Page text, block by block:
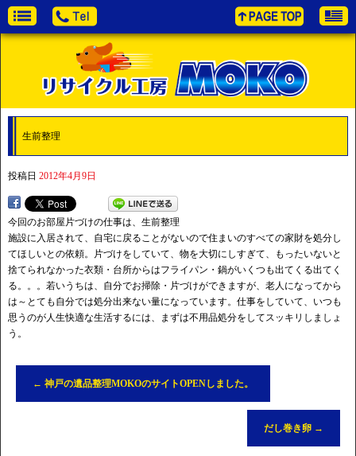
生前整理
投稿日 2012年4月9日
今回のお部屋片づけの仕事は、生前整理
施設に入居されて、自宅に戻ることがないので住まいのすべての家財を処分し
てほしいとの依頼。片づけをしていて、物を大切にしすぎて、もったいないと
捨てられなかった衣類・台所からはフライパン・鍋がいくつも出てくる出てく
る。。。若いうちは、自分でお掃除・片づけができますが、老人になってから
は～とても自分では処分出来ない量になっています。仕事をしていて、いつも
思うのが人生快適な生活するには、まずは不用品処分をしてスッキリしましょ
う。
← 神戸の遺品整理MOKOのサイトOPENしました。
だし巻き卵 →